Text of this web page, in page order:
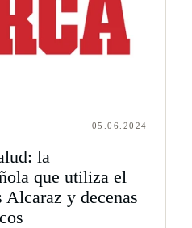
05.06.2024
la
que utiliza el
y decenas